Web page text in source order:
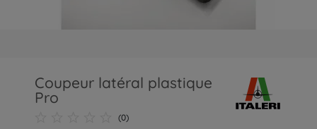
Coupeur latéral plastique
Pro
(0)